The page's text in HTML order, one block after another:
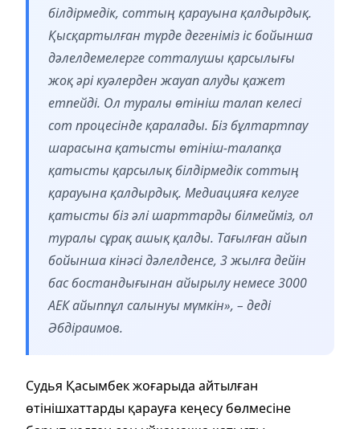
білдірмедік, соттың қарауына қалдырдық.
Қысқартылған түрде дегеніміз іс бойынша
дәлелдемелерге сотталушы қарсылығы
жоқ әрі куәлерден жауап алуды қажет
етпейді. Ол туралы өтініш талап келесі
сот процесінде қаралады. Біз бұлтартпау
шарасына қатысты өтініш-талапқа
қатысты қарсылық білдірмедік соттың
қарауына қалдырдық. Медиацияға келуге
қатысты біз әлі шарттарды білмейміз, ол
туралы сұрақ ашық қалды. Тағылған айып
бойынша кінәсі дәлелденсе, 3 жылға дейін
бас бостандығынан айырылу немесе 3000
АЕК айыппұл салынуы мүмкін», – деді
Әбдіраимов.
Судья Қасымбек жоғарыда айтылған
өтінішхаттарды қарауға кеңесу бөлмесіне